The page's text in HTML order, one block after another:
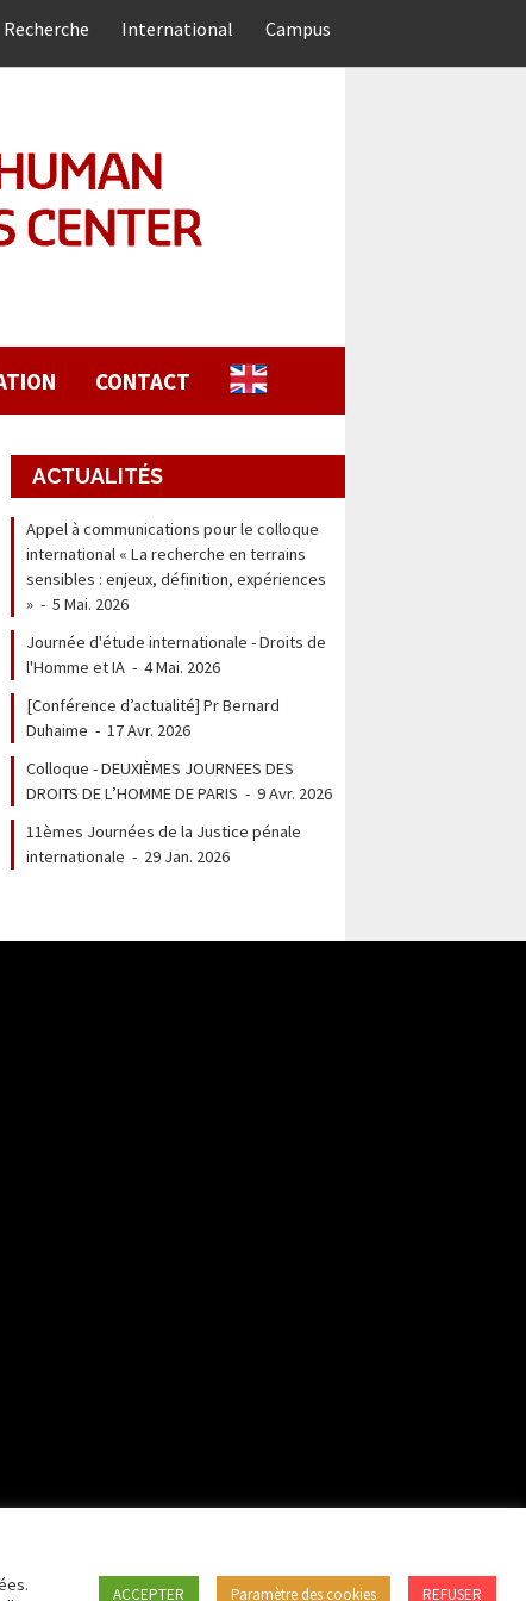
Recherche International Campus
CONTACT
ACTUALITÉS
Appel à communications pour le colloque
international « La recherche en terrains
sensibles : enjeux, définition, expériences
» -5 Mai. 2026
Journée d'étude internationale - Droits de
l'Homme et IA -4 Mai. 2026
[Conférence d’actualité] Pr Bernard
Duhaime -17 Avr. 2026
Colloque - DEUXIÈMES JOURNEES DES
DROITS DE L’HOMME DE PARIS -9 Avr. 2026
11èmes Journées de la Justice pénale
internationale - 29 Jan. 2026
ACCEPTER Paramètre des cookies REFUSER